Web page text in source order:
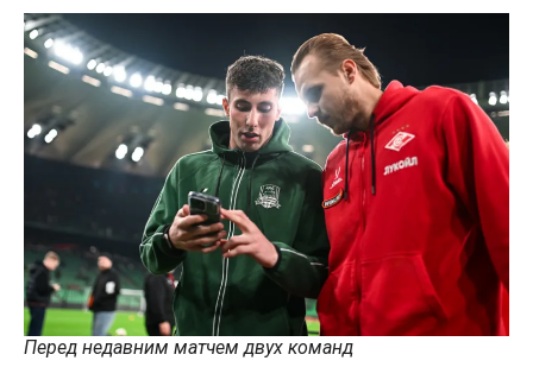
Перед недавним матчем двух команд